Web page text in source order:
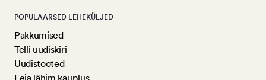
POPULAARSED LEHEKÜLJED
Pakkumised
Telli uudiskiri
Uudistooted